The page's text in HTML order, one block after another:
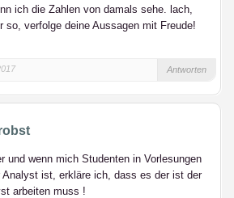
ich die Zahlen von damals sehe. lach,
so, verfolge deine Aussagen mit Freude!
Antworten
und wenn mich Studenten in Vorlesungen
Analyst ist, erkläre ich, dass es der ist der
arbeiten muss !